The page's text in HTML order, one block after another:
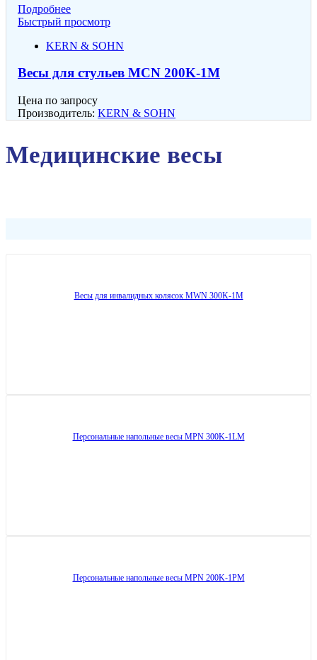
Подробнее
Быстрый просмотр
KERN & SOHN
Весы для стульев MCN 200K-1M
Цена по запросу
Производитель: KERN & SOHN
Медицинские весы
Весы для инвалидных колясок MWN 300K-1M
Персональные напольные весы MPN 300K-1LM
Персональные напольные весы MPN 200K-1PM